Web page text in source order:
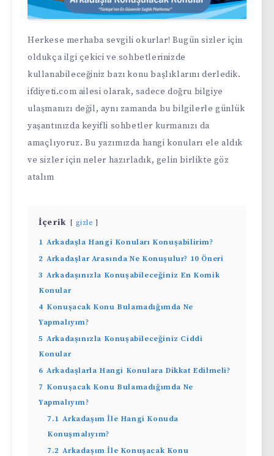
Herkese merhaba sevgili okurlar! Bugün sizler için
oldukça ilgi çekici ve sohbetlerinizde
kullanabileceğiniz bazı konu başlıklarını derledik.
ifdiyeti.com ailesi olarak, sadece doğru bilgiye
ulaşmanızı değil, aynı zamanda bu bilgilerle günlük
yaşantınızda keyifli sohbetler kurmanızı da
amaçlıyoruz. Bu yazımızda hangi konuları ele aldık
ve sizler için neler hazırladık, gelin birlikte göz
atalım
İçerik gizle
1 Arkadaşla Hangi Konuları Konuşabilirim?
2 Arkadaşlar Arasında Ne Konuşulur? 10 Öneri
3 Arkadaşınızla Konuşabileceğiniz En Komik
Konular
4 Konuşacak Konu Bulamadığımda Ne
Yapmalıyım?
5 Arkadaşınızla Konuşabileceğiniz Ciddi
Konular
6 Arkadaşlarla Hangi Konulara Dikkat Edilmeli?
7 Konuşacak Konu Bulamadığımda Ne
Yapmalıyım?
7.1 Arkadaşım İle Hangi Konuda
Konuşmalıyım?
7.2 Arkadaşım İle Konuşacak Konu